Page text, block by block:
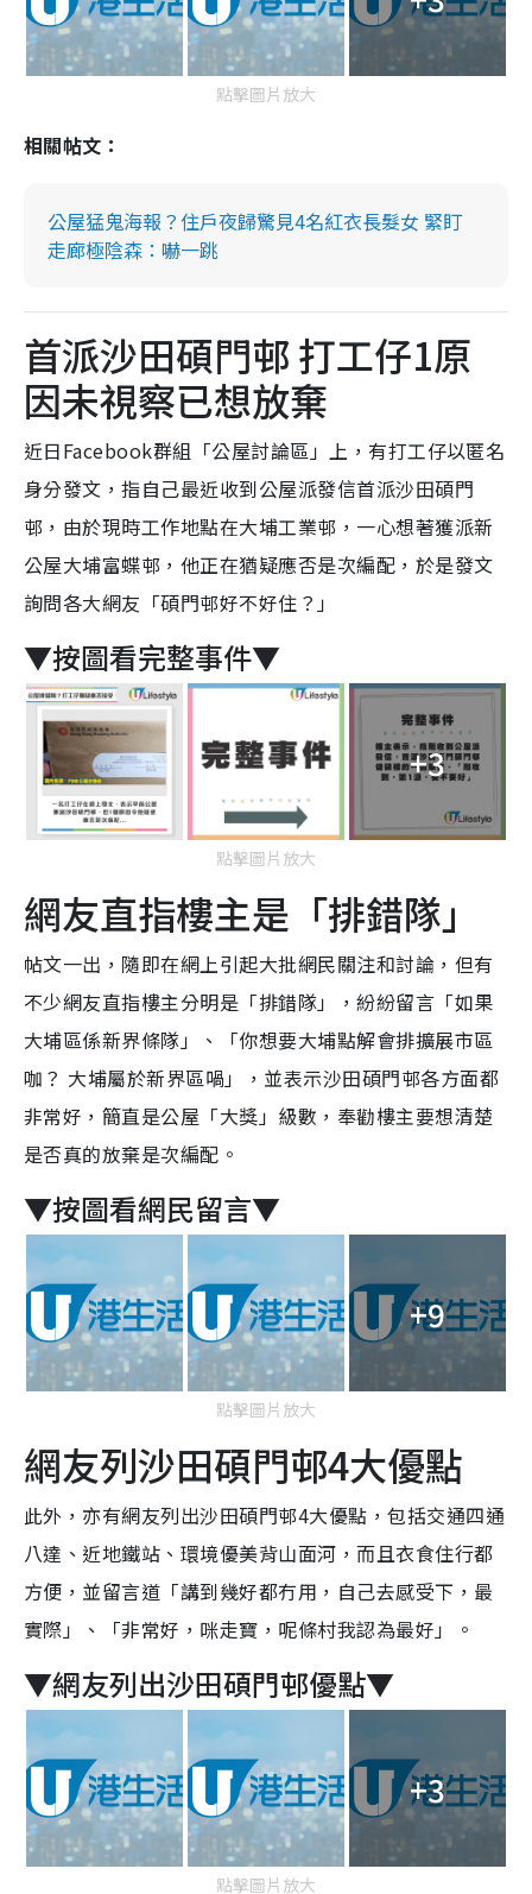
點擊圖片放大
相關帖文：
公屋猛鬼海報？住戶夜歸驚見4名紅衣長髮女 緊盯
走廊極陰森：嚇一跳
首派沙田碩門邨 打工仔1原
因未視察已想放棄
近日Facebook群組「公屋討論區」上，有打工仔以匿名
身分發文，指自己最近收到公屋派發信首派沙田碩門
邨，由於現時工作地點在大埔工業邨，一心想著獲派新
公屋大埔富蝶邨，他正在猶疑應否是次編配，於是發文
詢問各大網友「碩門邨好不好住？」
▼按圖看完整事件▼
+3
點擊圖片放大
網友直指樓主是「排錯隊」
帖文一出，隨即在網上引起大批網民關注和討論，但有
不少網友直指樓主分明是「排錯隊」，紛紛留言「如果
大埔區係新界條隊」、「你想要大埔點解會排擴展市區
咖？ 大埔屬於新界區喎」，並表示沙田碩門邨各方面都
非常好，簡直是公屋「大獎」級數，奉勸樓主要想清楚
是否真的放棄是次編配。
▼按圖看網民留言▼
+9
點擊圖片放大
網友列沙田碩門邨4大優點
此外，亦有網友列出沙田碩門邨4大優點，包括交通四通
八達、近地鐵站、環境優美背山面河，而且衣食住行都
方便，並留言道「講到幾好都冇用，自己去感受下，最
實際」、「非常好 ， 咪走寶，呢條村我認為最好」。
▼網友列出沙田碩門邨優點▼
+3
點擊圖片放大